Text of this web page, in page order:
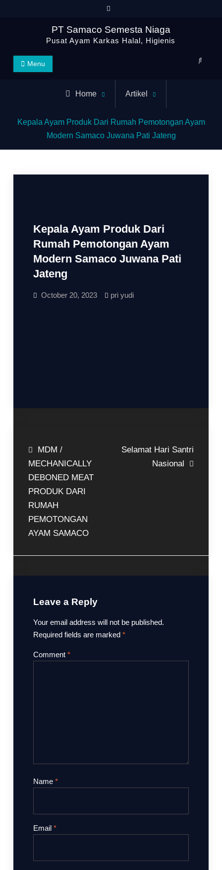
PT Samaco Semesta Niaga
Pusat Ayam Karkas Halal, Higienis
Menu
Home Artikel
Kepala Ayam Produk Dari Rumah Pemotongan Ayam
Modern Samaco Juwana Pati Jateng
Kepala Ayam Produk Dari
Rumah Pemotongan Ayam
Modern Samaco Juwana Pati
Jateng
October 20, 2023 pri yudi
MDM /
MECHANICALLY
DEBONED MEAT
PRODUK DARI
RUMAH
PEMOTONGAN
AYAM SAMACO
Selamat Hari Santri
Nasional
Leave a Reply
Your email address will not be published.
Required fields are marked *
Comment *
Name *
Email *